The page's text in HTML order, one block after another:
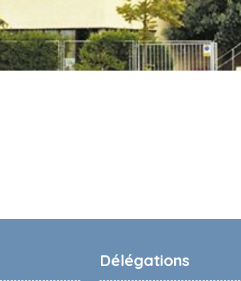
Délégations